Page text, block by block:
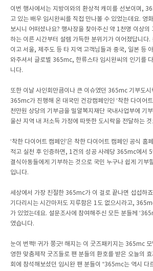
이번 행사에서는 지방이와의 환상적 캐미를 선보이며,
고 있는 배우 임시완씨를 직접 만나볼 수 있었는데요. 영
보시니 어떠셨나요? 행사장을 찾아주신 약 1천명 이상의
하는 이른 시간부터 설렘 가득한 분위기가 이어졌답니다.
이고 서울, 제주도 등 타 지역 고객님들과 중국, 일본 등
와주셔서 글로벌 365mc, 한류스타 임시완씨의 인기를
니다.
또한 이날 사인회만큼이나 큰 이슈였던 365mc 기부도시
365mc가 진행해 온 대국민 건강캠페인인 ‘착한 다이어
천만원 상당의 기부금을 밀알복지재단 국내사업부에 기
울산 지역 내 저소득 가정에 따뜻한 도시락을 전달하는
‘착한 다이어트 캠페인’은 착한 다이어트 캠페인 공식 홈
적고 실천 후 인증하면, 1건의 성공 사례당 365mc에서
결식아동들에게 기부하는 것으로 국민 누구나 쉽게 기부
입니다.
세상에서 가장 친절한 365mc가 이 걸로 끝나면 섭섭하
기다리시는 시간마저도 지루함은 1도 없으시라고,
가 있었는데요. 설문조사에 참여해주신 모든 분들께
였습니다.
눈이 번쩍! 귀가 쫑긋! 해지는 이 굿즈패키지는 365mc
영한 맞춤제작 굿즈들로 팬 분들의 환호를 받은 오늘의
회에 참석해보셨던 임시완 팬 분들이 “365mc는 역시 다